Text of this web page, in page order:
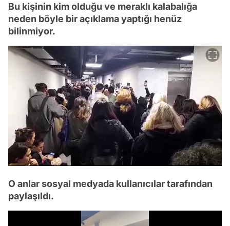
Bu kişinin kim olduğu ve meraklı kalabalığa
neden böyle bir açıklama yaptığı henüz
bilinmiyor.
O anlar sosyal medyada kullanıcılar tarafından
paylaşıldı.